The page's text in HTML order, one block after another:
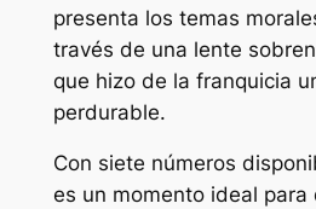
presenta los temas
través de una lente
que hizo de la franquicia
perdurable.
Con siete números
es un momento ideal para